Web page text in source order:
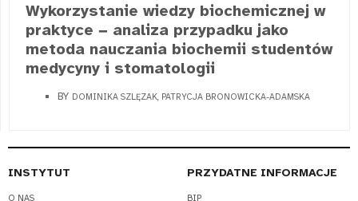
Wykorzystanie wiedzy biochemicznej w
praktyce − analiza przypadku jako
metoda nauczania biochemii studentów
medycyny i stomatologii
BY DOMINIKA SZLĘZAK, PATRYCJA BRONOWICKA-ADAMSKA
INSTYTUT
O NAS
PRZYDATNE INFORMACJE
BIP